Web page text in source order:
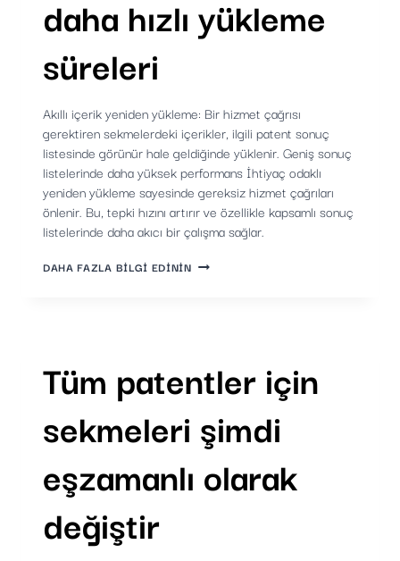
daha hızlı yükleme
süreleri
Akıllı içerik yeniden yükleme: Bir hizmet çağrısı
gerektiren sekmelerdeki içerikler, ilgili patent sonuç
listesinde görünür hale geldiğinde yüklenir. Geniş sonuç
listelerinde daha yüksek performans İhtiyaç odaklı
yeniden yükleme sayesinde gereksiz hizmet çağrıları
önlenir. Bu, tepki hızını artırır ve özellikle kapsamlı sonuç
listelerinde daha akıcı bir çalışma sağlar.
DAHA FAZLA BILGI EDININSEKMELER
SÜRELERI
Tüm patentler için
sekmeleri şimdi
eşzamanlı olarak
değiştir